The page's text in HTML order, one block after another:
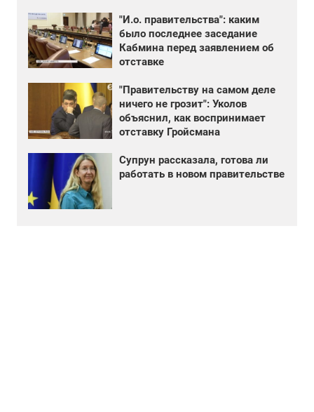
"И.о. правительства": каким
было последнее заседание
Кабмина перед заявлением об
отставке
"Правительству на самом деле
ничего не грозит": Уколов
объяснил, как воспринимает
отставку Гройсмана
Супрун рассказала, готова ли
работать в новом правительстве